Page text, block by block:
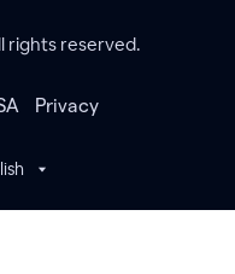
rights reserved.
Privacy